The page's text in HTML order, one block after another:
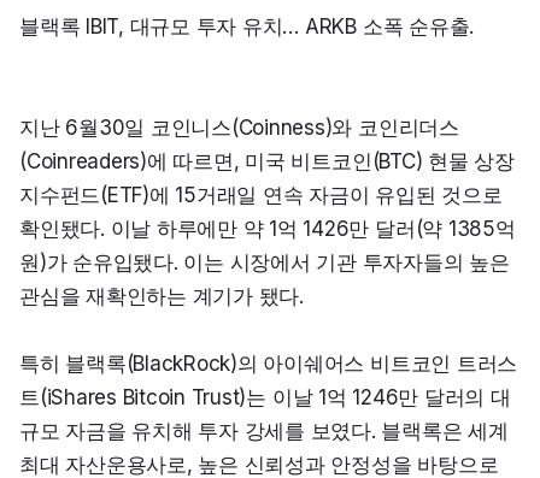
블랙록 IBIT, 대규모 투자 유치… ARKB 소폭 순유출.
지난 6월30일 코인니스(Coinness)와 코인리더스
(Coinreaders)에 따르면, 미국 비트코인(BTC) 현물 상장
지수펀드(ETF)에 15거래일 연속 자금이 유입된 것으로
확인됐다. 이날 하루에만 약 1억 1426만 달러(약 1385억
원)가 순유입됐다. 이는 시장에서 기관 투자자들의 높은
관심을 재확인하는 계기가 됐다.
특히 블랙록(BlackRock)의 아이쉐어스 비트코인 트러스
트(iShares Bitcoin Trust)는 이날 1억 1246만 달러의 대
규모 자금을 유치해 투자 강세를 보였다. 블랙록은 세계
최대 자산운용사로, 높은 신뢰성과 안정성을 바탕으로